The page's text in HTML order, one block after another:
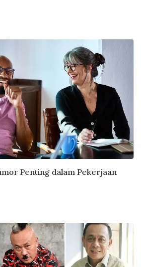
Penting dalam Pekerjaan